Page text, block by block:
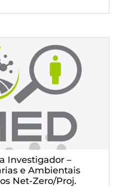
Investigador –
e Ambientais
Net-Zero/Proj.